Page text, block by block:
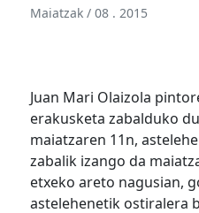
Maiatzak / 08 . 2015
Juan Mari Olaizola
erakusketa zabalduko
maiatzaren 11n,
zabalik izango da
etxeko areto nagusian,
astelehenetik ostiralera